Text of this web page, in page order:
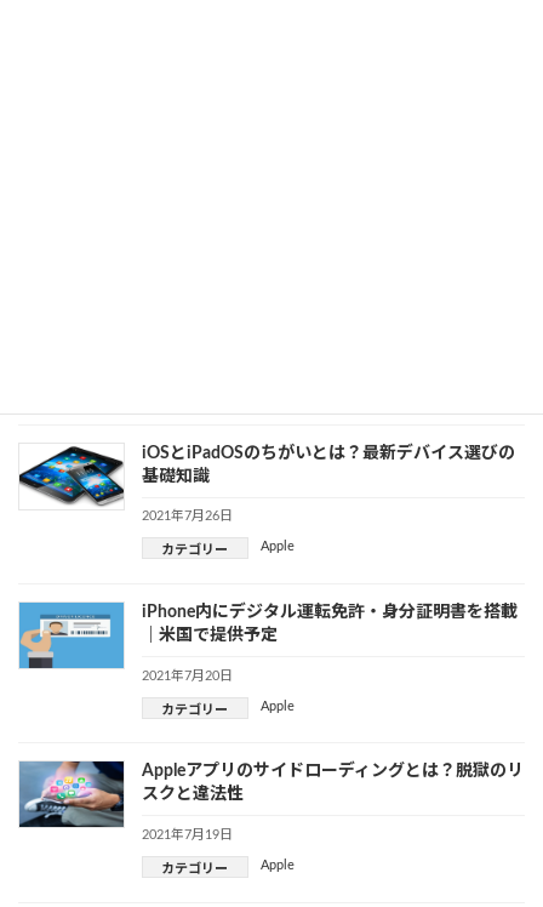
iOSとiPadOSのちがいとは？最新デバイス選びの
基礎知識
2021年7月26日
カテゴリー Apple
iPhone内にデジタル運転免許・身分証明書を搭載
｜米国で提供予定
2021年7月20日
カテゴリー Apple
Appleアプリのサイドローディングとは？脱獄のリ
スクと違法性
2021年7月19日
カテゴリー Apple